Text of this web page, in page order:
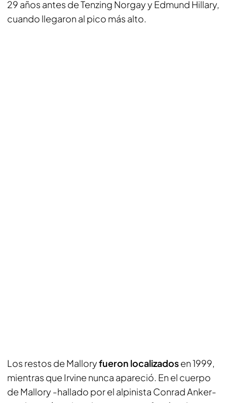
29 años antes de Tenzing Norgay y Edmund Hillary,
cuando llegaron al pico más alto.
Los restos de Malloryfueron localizadosen 1999,
mientras que Irvine nunca apareció. En el cuerpo
de Mallory -hallado por el alpinista Conrad Anker-